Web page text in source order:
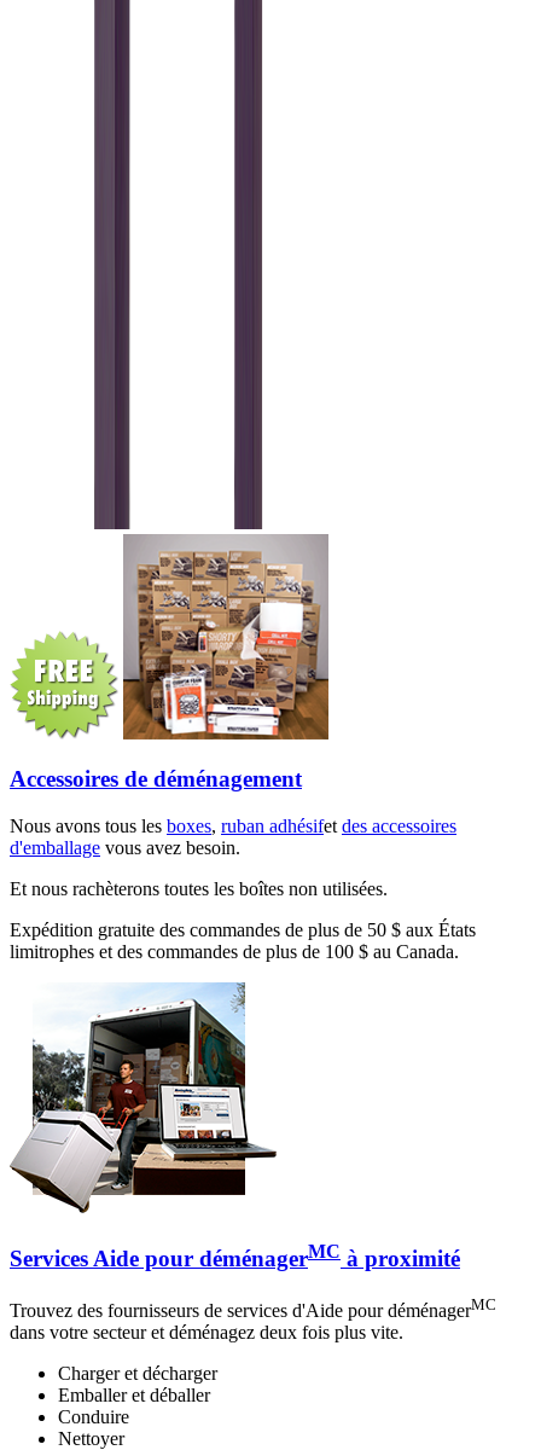
Accessoires de déménagement
Nous avons tous les boxes, ruban adhésifet des accessoires
d'emballage vous avez besoin.
Et nous rachèterons toutes les boîtes non utilisées.
Expédition gratuite des commandes de plus de 50 $ aux États
limitrophes et des commandes de plus de 100 $ au Canada.
Services Aide pour déménagerMC à proximité
Trouvez des fournisseurs de services d'Aide pour déménagerMC
dans votre secteur et déménagez deux fois plus vite.
Charger et décharger
Emballer et déballer
Conduire
Nettoyer